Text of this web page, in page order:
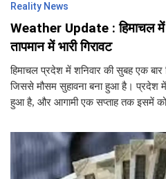
Reality News
Weather Update : हिमाचल
तापमान में भारी गिरावट
हिमाचल प्रदेश में शनिवार की सुबह एक
जिससे मौसम सुहावना बना हुआ है। प्रदेश
हुआ है, और आगामी एक सप्ताह तक इसमें